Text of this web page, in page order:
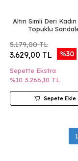
Altın Simli Deri
Topuklu
5.179,00 TL
3.629,00 TL %30
Sepette Ekstra
%10 3.266,10 TL
Sepete Ekle
1